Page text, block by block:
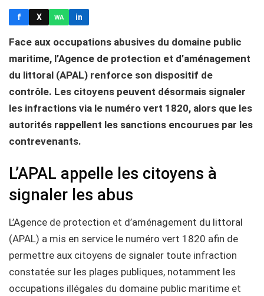
f X WA in
Face aux occupations abusives du domaine public
maritime, l’Agence de protection et d’aménagement
du littoral (APAL) renforce son dispositif de
contrôle. Les citoyens peuvent désormais signaler
les infractions via le numéro vert 1820, alors que les
autorités rappellent les sanctions encourues par les
contrevenants.
L’APAL appelle les citoyens à
signaler les abus
L’Agence de protection et d’aménagement du littoral
(APAL) a mis en service le numéro vert 1820 afin de
permettre aux citoyens de signaler toute infraction
constatée sur les plages publiques, notamment les
occupations illégales du domaine public maritime et